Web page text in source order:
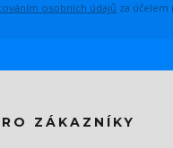
osobních údajů za účelem
ZÁKAZNÍKY